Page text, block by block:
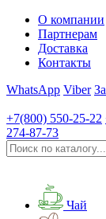
О компании
Партнерам
Доставка
Контакты
WhatsApp Viber
+7(800) 550-25-22
274-87-73
Чай